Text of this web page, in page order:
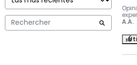
A.A.